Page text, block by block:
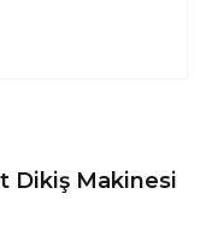
Dikiş Makinesi